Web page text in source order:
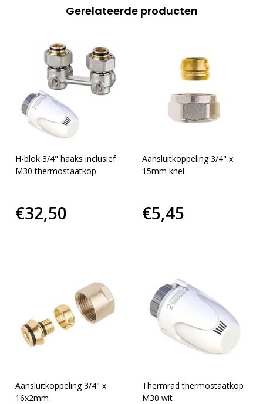
Gerelateerde producten
H-blok 3/4" haaks inclusief
M30 thermostaatkop
€32,50
Aansluitkoppeling 3/4" x
15mm knel
€5,45
Aansluitkoppeling 3/4" x
16x2mm
Thermrad thermostaatkop
M30 wit